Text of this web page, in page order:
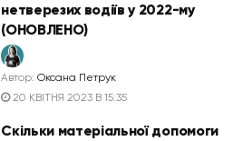
нетверезих водіїв у 2022-му
(ОНОВЛЕНО)
Автор: Оксана Петрук
20 КВІТНЯ 2023 В 15:35
Скільки матеріальної допомоги